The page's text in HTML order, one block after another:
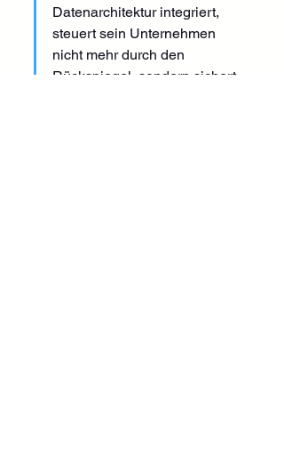
Datenarchitektur integriert,
steuert sein Unternehmen
nicht mehr durch den
Rückspiegel, sondern sichert